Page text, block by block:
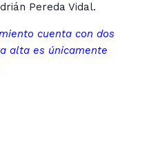
Pereda Vidal.
cuenta con dos
alta es únicamente